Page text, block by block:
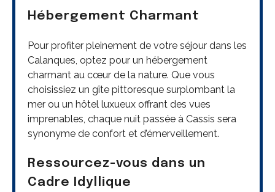
Hébergement Charmant
Pour profiter pleinement de votre séjour dans les
Calanques, optez pour un hébergement
charmant au cœur de la nature. Que vous
choisissiez un gîte pittoresque surplombant la
mer ou un hôtel luxueux offrant des vues
imprenables, chaque nuit passée à Cassis sera
synonyme de confort et d’émerveillement.
Ressourcez-vous dans un
Cadre Idyllique